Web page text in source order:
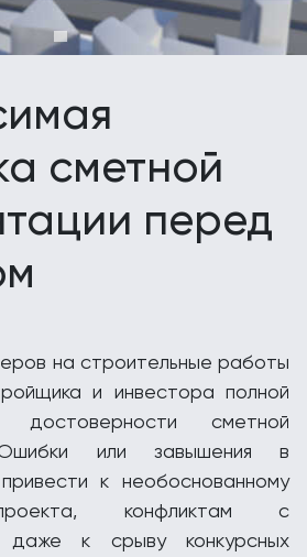
сметной
перед
на строительные работы
и инвестора полной
достоверности сметной
Ошибки или завышения в
к необоснованному
конфликтам с
даже к срыву конкурсных